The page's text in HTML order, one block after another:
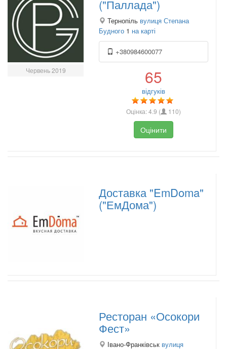
Червень 2019
("Паллада")
Тернопіль вулиця Степана
Будного 1 на карті
+380984600077
65
відгуків
Оцінка:4.9 ( 110)
Оцінити
Доставка "EmDoma"
("ЕмДома")
Ресторан «Осокори
Фест»
Івано-Франківськ вулиця